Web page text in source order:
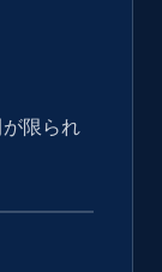
限られ